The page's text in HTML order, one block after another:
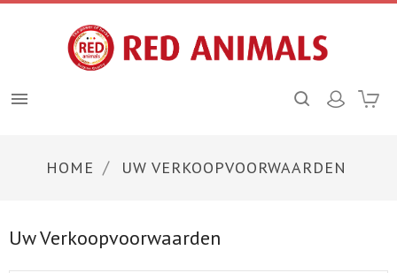

HOME UW VERKOOPVOORWAARDEN
Uw Verkoopvoorwaarden